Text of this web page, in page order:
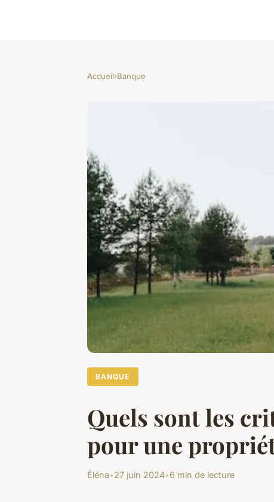
Accueil›Banque
BANQUE
Quels sont les
pour une
Éléna•27 juin 2024•6 min de lecture